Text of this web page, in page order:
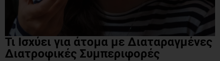
Τι Ισχύει για άτομα με Διαταραγμένες
Διατροφικές Συμπεριφορές